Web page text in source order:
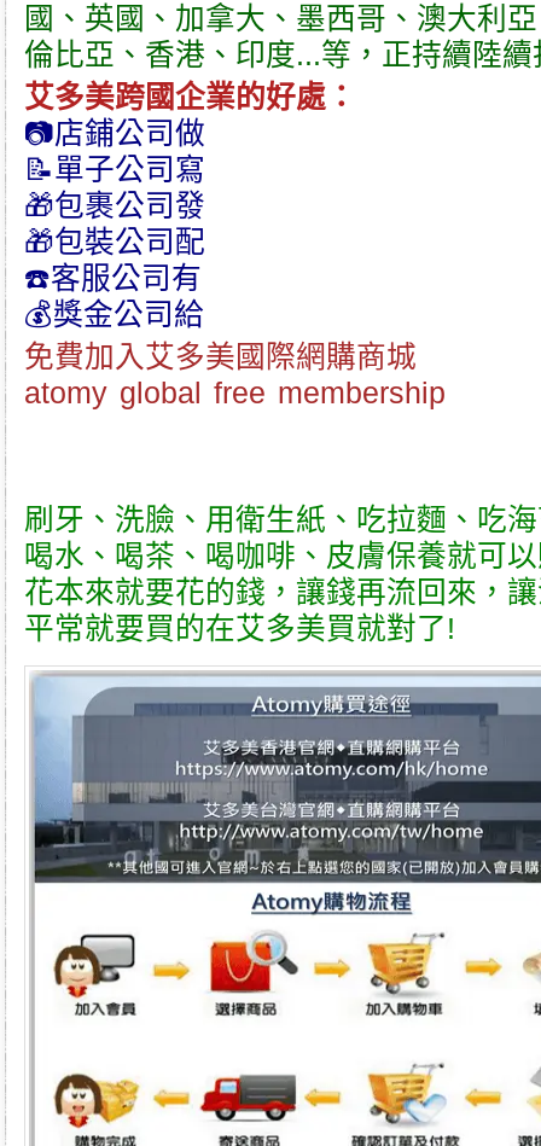
國、英國、加拿大、墨西哥、澳大利
倫比亞、香港、印度...等，正持續陸續
艾多美跨國企業的好處：
📷店鋪公司做
📝單子公司寫
🎁包裹公司發
🎁包裝公司配
☎️客服公司有
💰獎金公司給
免費加入艾多美國際網購商城
atomy global free membership
刷牙、洗臉、用衛生紙、吃拉麵、吃
喝水、喝茶、喝咖啡、皮膚保養就可
花本來就要花的錢，讓錢再流回來，
平常就要買的在艾多美買就對了!